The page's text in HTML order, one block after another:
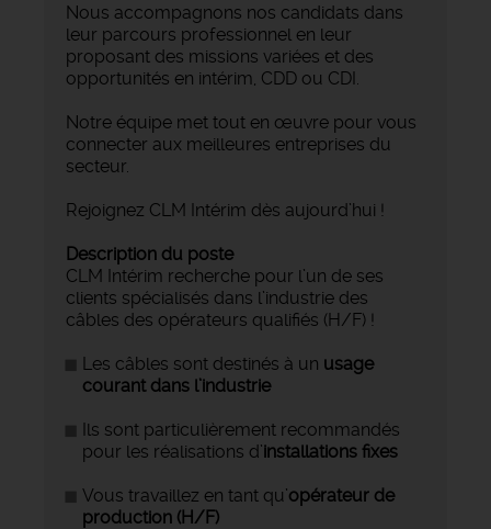
Nous accompagnons nos candidats dans
leur parcours professionnel en leur
proposant des missions variées et des
opportunités en intérim, CDD ou CDI.
Notre équipe met tout en œuvre pour vous
connecter aux meilleures entreprises du
secteur.
Rejoignez CLM Intérim dès aujourd’hui !
Description du poste
CLM Intérim recherche pour l’un de ses
clients spécialisés dans l’industrie des
câbles des opérateurs qualifiés (H/F) !️
Les câbles sont destinés à un usage
courant dans l’industrie
Ils sont particulièrement recommandés
pour les réalisations d’installations fixes
Vous travaillez en tant qu’opérateur de
production (H/F)